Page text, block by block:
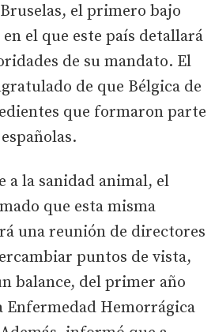
el primero bajo
el que este país detallará
de su mandato. El
de que Bélgica de
que formaron parte
a la sanidad animal, el
que esta misma
una reunión de directores
puntos de vista,
balance, del primer año
Enfermedad Hemorrágica